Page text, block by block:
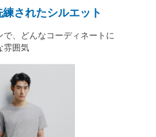
されたシルエット
、どんなコーディネートに
雰囲気